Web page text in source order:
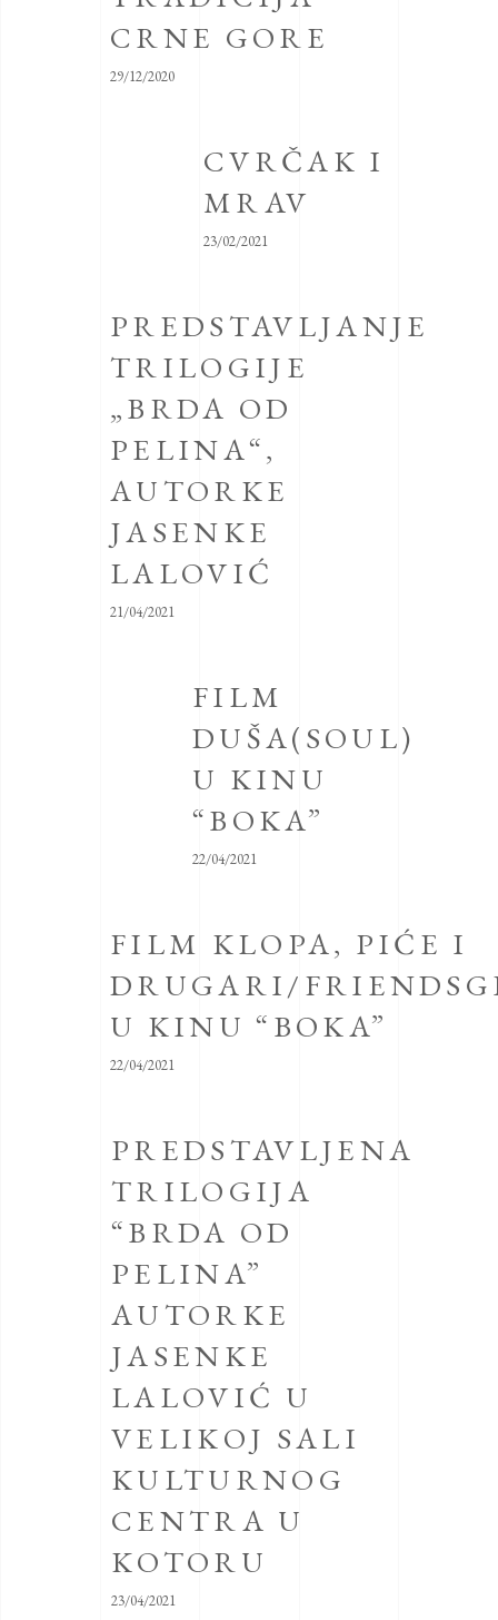
CRNE GORE
29/12/2020
CVRČAK I
MRAV
23/02/2021
PREDSTAVLJANJE
TRILOGIJE
„BRDA OD
PELINA“,
AUTORKE
JASENKE
LALOVIĆ
21/04/2021
FILM
DUŠA(SOUL)
U KINU
“BOKA”
22/04/2021
FILM KLOPA, PIĆE I
DRUGARI/
U KINU “BOKA”
22/04/2021
PREDSTAVLJENA
TRILOGIJA
“BRDA OD
PELINA”
AUTORKE
JASENKE
LALOVIĆ U
VELIKOJ SALI
KULTURNOG
CENTRA U
KOTORU
23/04/2021